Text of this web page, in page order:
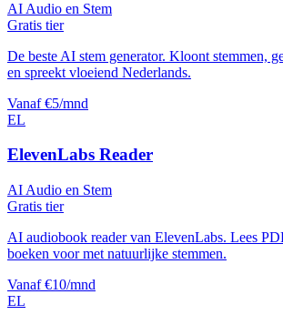
AI Audio en Stem
Gratis tier
De beste AI stem generator. Kloont stemmen,
en spreekt vloeiend Nederlands.
Vanaf €5/mnd
EL
ElevenLabs Reader
AI Audio en Stem
Gratis tier
AI audiobook reader van ElevenLabs. Lees
boeken voor met natuurlijke stemmen.
Vanaf €10/mnd
EL